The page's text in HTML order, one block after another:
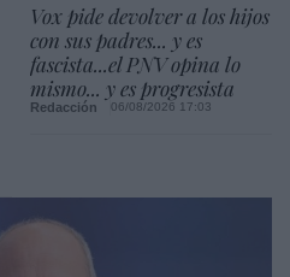
Vox pide devolver a los hijos
con sus padres... y es
fascista...el PNV opina lo
mismo... y es progresista
Redacción 06/08/2026 17:03